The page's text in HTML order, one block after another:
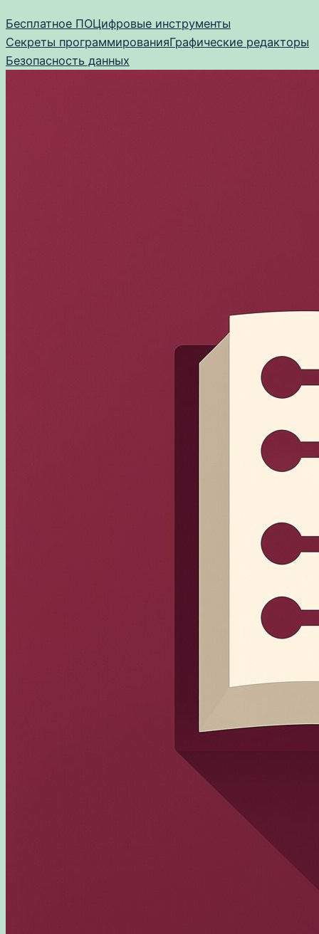
к
содержимому
Бесплатное ПОЦифровые инструменты
Секреты программированияГрафические редакторы
Безопасность данных